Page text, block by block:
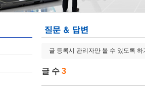
글 등록시 관리자만 볼 수 있도록
글 수 3